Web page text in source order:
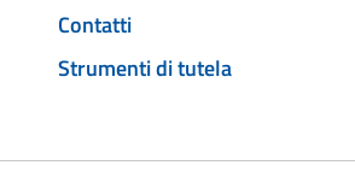
Contatti
Strumenti di tutela